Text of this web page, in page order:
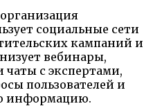
социальные сети
кампаний и
вебинары,
с экспертами,
пользователей и
информацию.